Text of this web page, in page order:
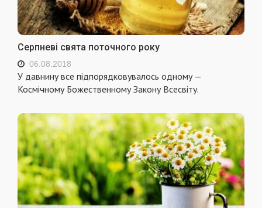
Серпневі свята поточного року
06.08.2018
У давнину все підпорядковувалось одному —
Космічному Божественному Закону Всесвіту.